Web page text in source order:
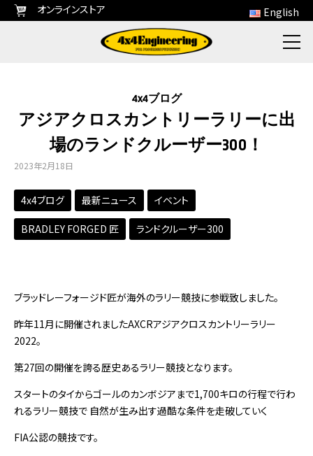
オンラインストア English
4x4ブログ
アジアクロスカントリーラリーに出
場のランドクルーザー300！
2023年2月18日
4x4ブログ 最新ニュース イベント
BRADLEY FORGED 匠 ランドクルーザー300
ブラッドレーフォージド匠が海外のラリー競技に参戦致しました。
昨年11月に開催されましたAXCRアジアクロスカントリーラリー
2022。
第27回の開催を誇る歴史あるラリー競技となります。
スタートのタイからゴールのカンボジアまで1,700キロの行程で行わ
れるラリー競技で 自然が生み出す過酷な条件を走破していく
FIA公認の競技です。